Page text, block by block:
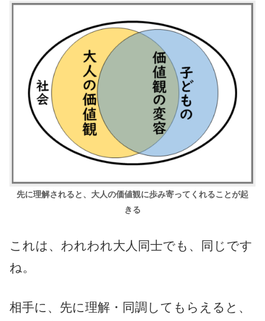
先に理解されると、大人の価値観に歩み寄ってくれることが起
きる
これは、われわれ大人同士でも、同じです
ね。
相手に、先に理解・同調してもらえると、